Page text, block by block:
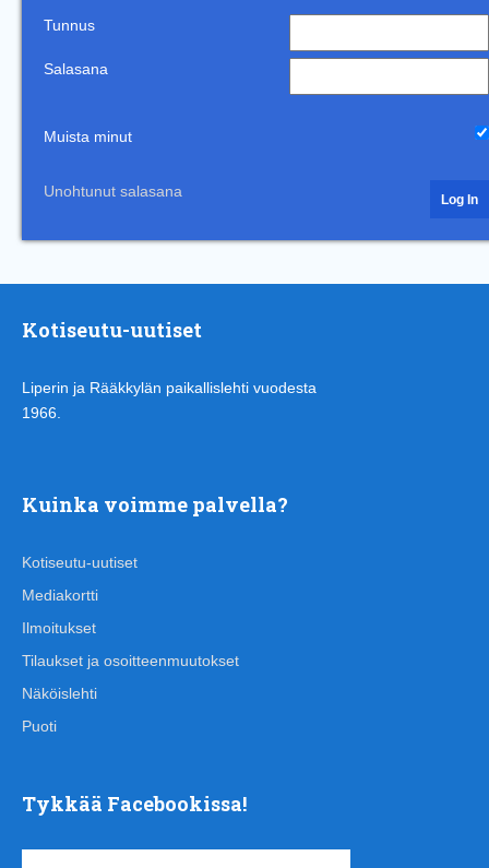
Tunnus
Salasana
Muista minut
Unohtunut salasana
Kotiseutu-uutiset
Liperin ja Rääkkylän paikallislehti vuodesta
1966.
Kuinka voimme palvella?
Kotiseutu-uutiset
Mediakortti
Ilmoitukset
Tilaukset ja osoitteenmuutokset
Näköislehti
Puoti
Tykkää Facebookissa!